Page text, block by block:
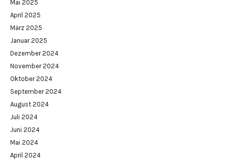
Mai 2025
April 2025
März 2025
Januar 2025
Dezember 2024
November 2024
Oktober 2024
September 2024
August 2024
Juli 2024
Juni 2024
Mai 2024
April 2024